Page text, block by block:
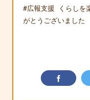
#広報支援 くらしを
がとうございました